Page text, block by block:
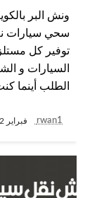
ونش البر
سحي سيارات
توفير كل
السيارات و
الطلب أينما
rwan1 فبراير 22, 2021